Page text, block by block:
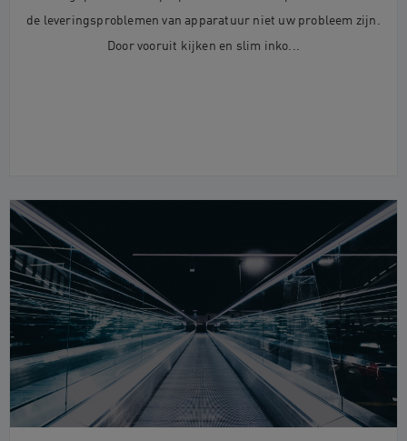
de leveringsproblemen van apparatuur niet uw probleem zijn.
Door vooruit kijken en slim inko...